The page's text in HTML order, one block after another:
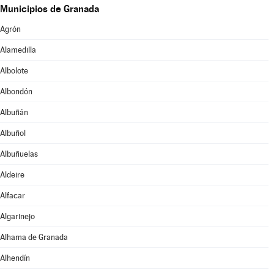
Municipios de Granada
Agrón
Alamedilla
Albolote
Albondón
Albuñán
Albuñol
Albuñuelas
Aldeire
Alfacar
Algarinejo
Alhama de Granada
Alhendín